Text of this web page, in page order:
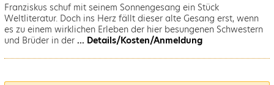
Franziskus schuf mit seinem Sonnengesang ein Stück
Weltliteratur. Doch ins Herz fällt dieser alte Gesang erst, wenn
es zu einem wirklichen Erleben der hier besungenen Schwestern
und Brüder in der... Details/Kosten/Anmeldung